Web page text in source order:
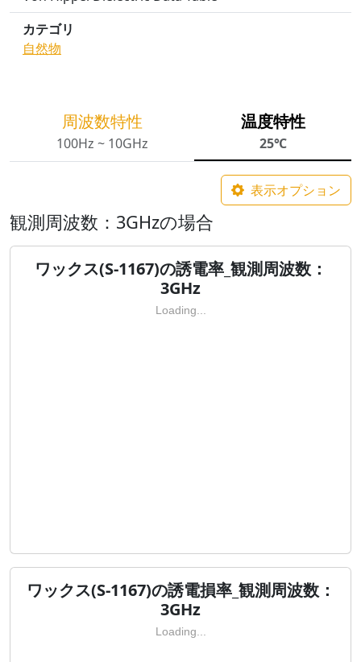
カテゴリ
自然物
周波数特性
100Hz ~ 10GHz
温度特性
25℃
表示オプション
観測周波数：3GHzの場合
ワックス(S-1167)の誘電率_観測周波数：
3GHz
Loading...
ワックス(S-1167)の誘電損率_観測周波数：
3GHz
Loading...